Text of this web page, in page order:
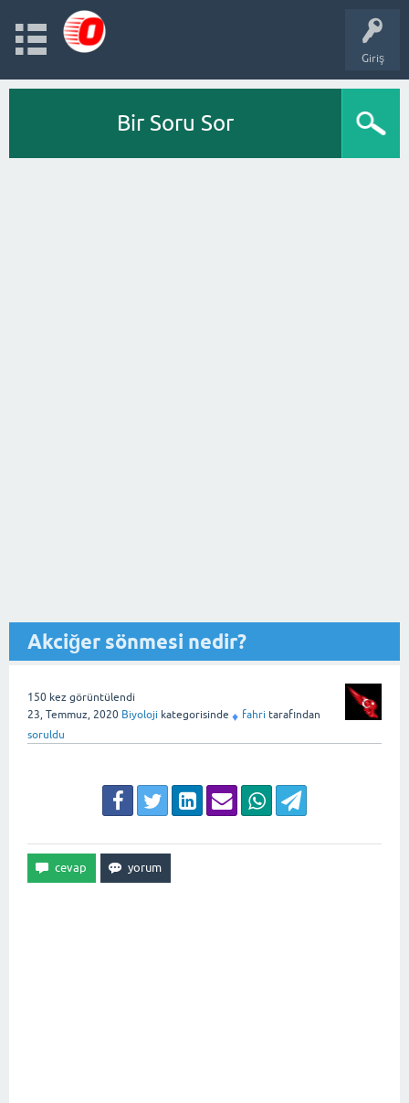
Giriş
Bir Soru Sor
Akciğer sönmesi nedir?
150 kez görüntülendi
23, Temmuz, 2020 Biyoloji kategorisinde ♦ fahri tarafından
soruldu